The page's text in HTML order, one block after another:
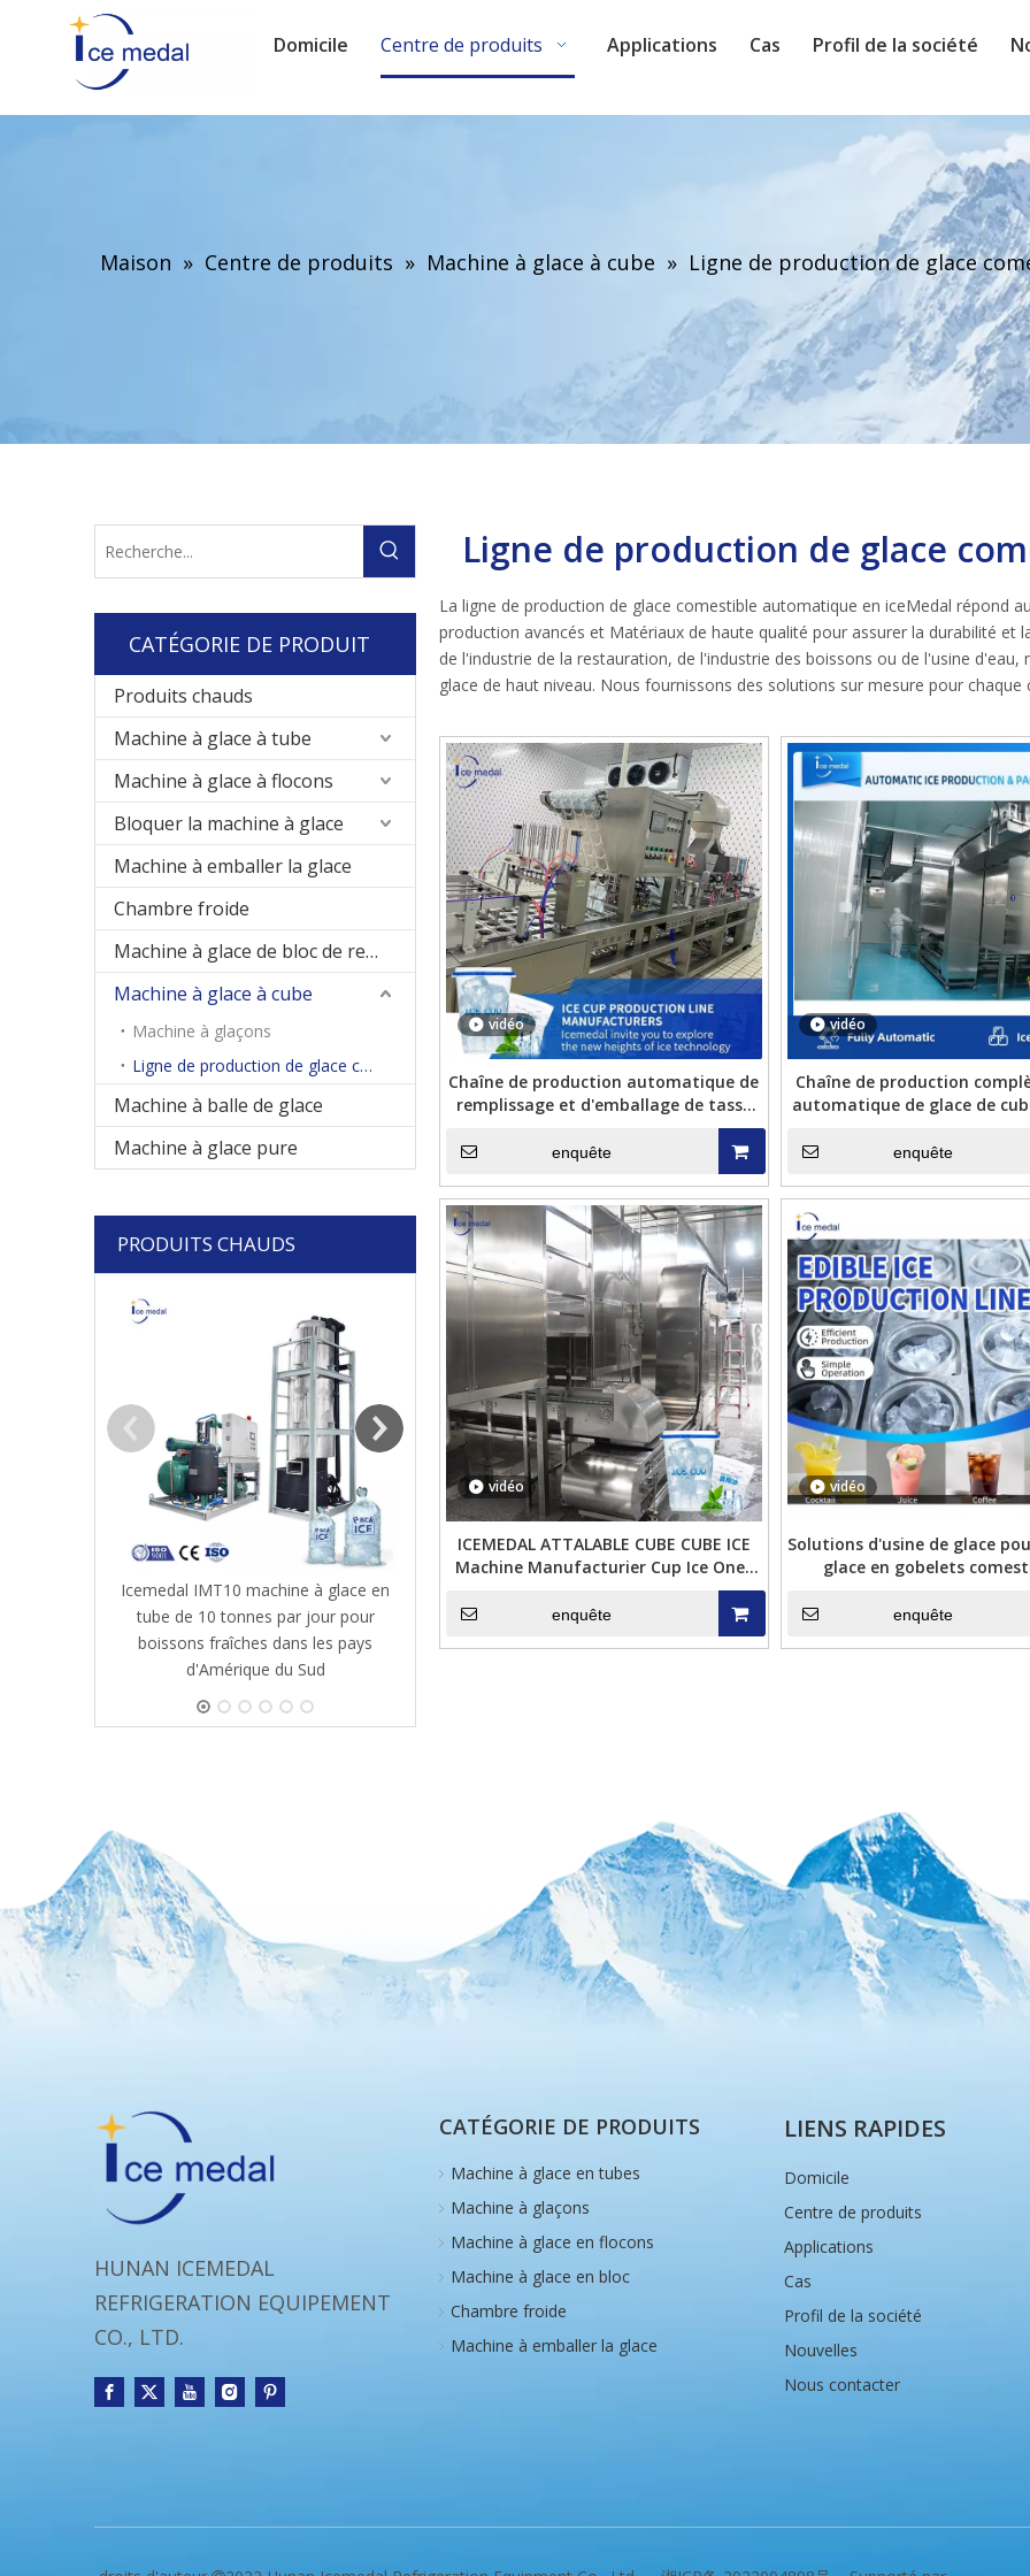
Domicile Centre de produits Applications Cas Profil de la société
Maison » Centre de produits » Machine à glace à cube » Ligne de production de glace
CATÉGORIE DE PRODUIT
Produits chauds
Machine à glace à tube
Machine à glace à flocons
Bloquer la machine à glace
Machine à emballer la glace
Chambre froide
Machine à glace de bloc de refroidissement direct
Machine à glace à cube
Machine à glaçons
Ligne de production de glace comestible automatique
Machine à balle de glace
Machine à glace pure
PRODUITS CHAUDS
Icemedal IMT10 machine à glace en
tube de 10 tonnes par jour pour
boissons fraîches dans les pays
d'Amérique du Sud
Icemedal Machine de fabrication de
glaçons en cristal industriels de 5
tonnes
ICEMEDAL IMF10 10 tonnes par jour
Machine de fabrication de glace en
flocons pour produits aquatiques
à
Ligne de production de glace
La ligne de production de glace comestible automatique en iceMedal répond
production avancés et Matériaux de haute qualité pour assurer la durabilité et
de l'industrie de la restauration, de l'industrie des boissons ou de l'usine
glace de haut niveau. Nous fournissons des solutions sur mesure pour chaque
vidéo
Chaîne de production automatique de
remplissage et d'emballage de tasse
enquête
vidéo
Chaîne de production
automatique de glace de
système d'emballage pour
glace
enquête
vidéo
ICEMEDAL ATTALABLE CUBE CUBE ICE
Machine Manufacturier Cup Ice One-
enquête
vidéo
Solutions d'usine de glace
glace en gobelets
automatisés et
guichet unique
enquête
HUNAN ICEMEDAL
REFRIGERATION EQUIPEMENT
CO., LTD.
CATÉGORIE DE PRODUITS
Machine à glace en tubes
Machine à glaçons
Machine à glace en flocons
Machine à glace en bloc
Chambre froide
Machine à emballer la glace
LIENS RAPIDES
Domicile
Centre de produits
Applications
Cas
Profil de la société
Nouvelles
Nous contacter